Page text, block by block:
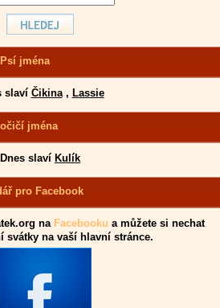
Psí jména
slaví Čikina, Lassie
jména
Dnes slaví Kulík
pro Facebook
na Facebooku a můžete si nechat
svátky na vaší hlavní stránce.